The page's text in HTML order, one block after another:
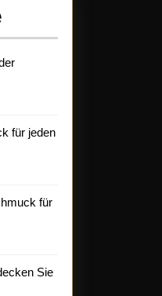
für jeden
für
Sie